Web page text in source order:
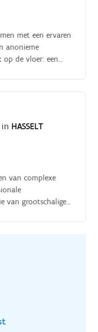
met een ervaren
anonieme
op de vloer: een
in HASSELT
van complexe
van grootschalige